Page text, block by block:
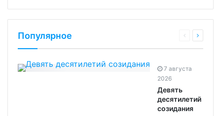
Популярное
7 августа
2026
Девять
десятилетий
созидания